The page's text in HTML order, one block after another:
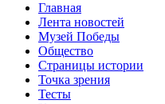
Главная
Лента новостей
Музей Победы
Общество
Страницы истории
Точка зрения
Тесты